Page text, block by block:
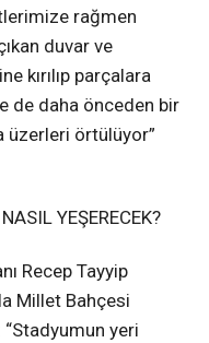
rağmen
duvar ve
kırılıp parçalara
de daha önceden bir
üzerleri örtülüyor”
YEŞERECEK?
Recep Tayyip
Millet Bahçesi
yeri